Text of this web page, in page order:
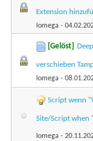
Extension
Iomega -
[Gelöst]
verschieben
Iomega -
Script wenn
Site/Script when
Iomega -